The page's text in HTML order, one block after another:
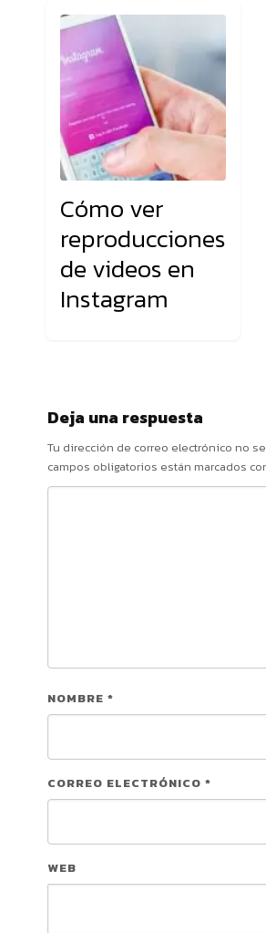
Cómo ver
reproducciones
de videos en
Instagram
Deja una respuesta
Tu dirección de correo electrónico no
campos obligatorios están marcados
NOMBRE *
CORREO ELECTRÓNICO *
WEB